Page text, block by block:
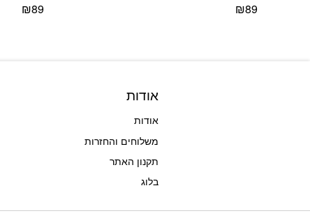
₪89
₪89
אודות
אודות
משלוחים והחזרות
תקנון האתר
בלוג